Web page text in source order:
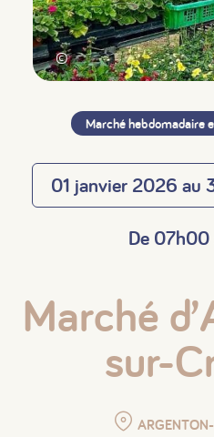
©
Marché hebdomadaire
01 janvier 2026 au
De
Marché
sur-